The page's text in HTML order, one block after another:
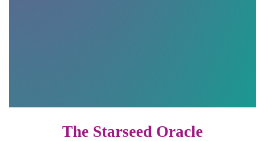
The Starseed Oracle